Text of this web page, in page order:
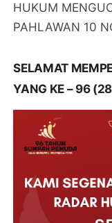
HUKUM
PAHLAWAN 10
SELAMAT
YANG KE – 96